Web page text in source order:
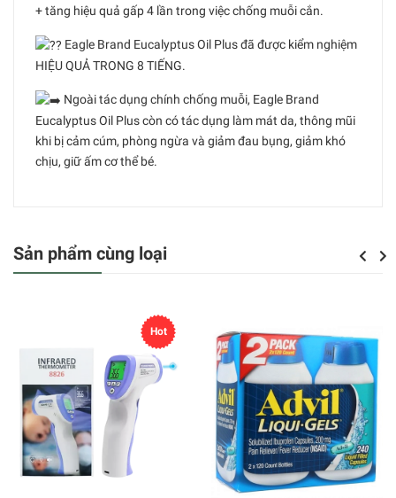
+ tăng hiệu quả gấp 4 lần trong việc chống muỗi cắn.
Eagle Brand Eucalyptus Oil Plus đã được kiểm nghiệm
HIỆU QUẢ TRONG 8 TIẾNG.
Ngoài tác dụng chính chống muỗi, Eagle Brand
Eucalyptus Oil Plus còn có tác dụng làm mát da, thông mũi
khi bị cảm cúm, phòng ngừa và giảm đau bụng, giảm khó
chịu, giữ ấm cơ thể bé.
Sản phẩm cùng loại Previous
Hot
Next